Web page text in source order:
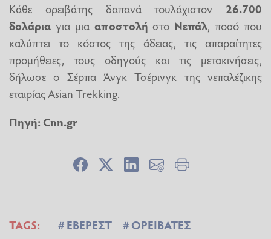
Κάθε ορειβάτης δαπανά τουλάχιστον 26.700
δολάρια για μια αποστολή στο Νεπάλ, ποσό που
καλύπτει το κόστος της άδειας, τις απαραίτητες
προμήθειες, τους οδηγούς και τις μετακινήσεις,
δήλωσε ο Σέρπα Άνγκ Τσέρινγκ της νεπαλέζικης
εταιρίας Asian Trekking.
Πηγή: Cnn.gr
TAGS: ΕΒΕΡΕΣΤ ΟΡΕΙΒΑΤΕΣ